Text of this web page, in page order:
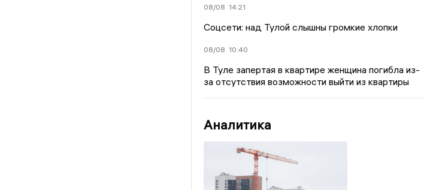
08/08 14:21
Соцсети: над Тулой слышны громкие хлопки
08/08 10:40
В Туле запертая в квартире женщина погибла из-
за отсутствия возможности выйти из квартиры
Аналитика